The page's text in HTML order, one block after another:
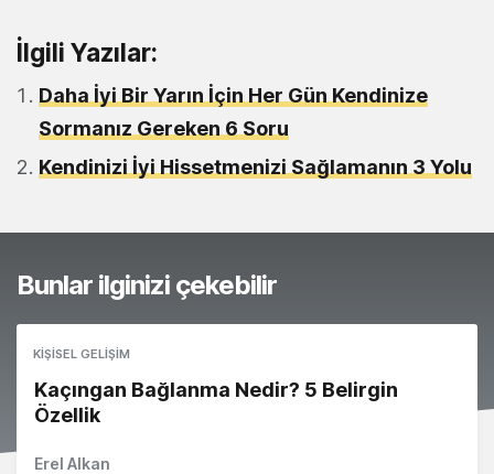
İlgili Yazılar:
Daha İyi Bir Yarın İçin Her Gün Kendinize
Sormanız Gereken 6 Soru
Kendinizi İyi Hissetmenizi Sağlamanın 3 Yolu
Bunlar ilginizi çekebilir
KIŞISEL GELIŞIM
Kaçıngan Bağlanma Nedir? 5 Belirgin
Özellik
Erel Alkan